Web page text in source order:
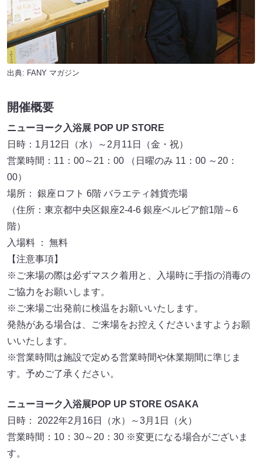
出典: FANY マガジン
開催概要
ニューヨーク入浴展 POP UP STORE
日時：1月12日（水）～2月11日（金・祝）
営業時間：11：00～21：00 （日曜のみ 11：00 ～20：
00）
場所： 銀座ロフト 6階 バラエティ雑貨売場
（住所：東京都中央区銀座2-4-6 銀座ベルビア館1階～6
階）
入場料 ： 無料
【注意事項】
※ご来場の際は必ずマスク着用と、入場時に手指の消毒の
ご協力をお願いします。
※ご来場ご出発前に検温をお願いいたします。
発熱がある場合は、ご来場をお控えくださいますようお願
いいたします。
※営業時間は施設で定める営業時間や休業期間に準じま
す。予めご了承ください。
ニューヨーク入浴展POP UP STORE OSAKA
日時： 2022年2月16日（水）～3月1日（火）
営業時間：10：30～20：30 ※変更になる場合がございま
す。